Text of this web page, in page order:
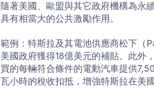
隨著美國、歐盟與其它政府機構為永
具有相當大的公共激勵作用。
範例：特斯拉及其電池供應商松下（
美國政府獲得18億美元的補貼。此外
買的每輛符合條件的電動汽車提供
瓦小時的稅收扣抵，增強特斯拉在美